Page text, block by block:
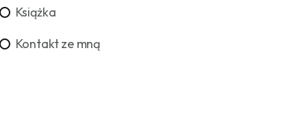
Książka
Kontakt ze mną